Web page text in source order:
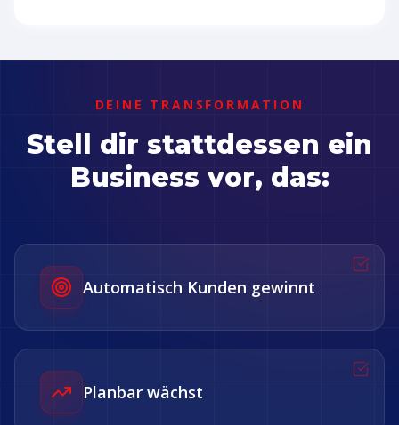
DEINE TRANSFORMATION
Stell dir stattdessen ein
Business vor, das:
Automatisch Kunden gewinnt
Planbar wächst